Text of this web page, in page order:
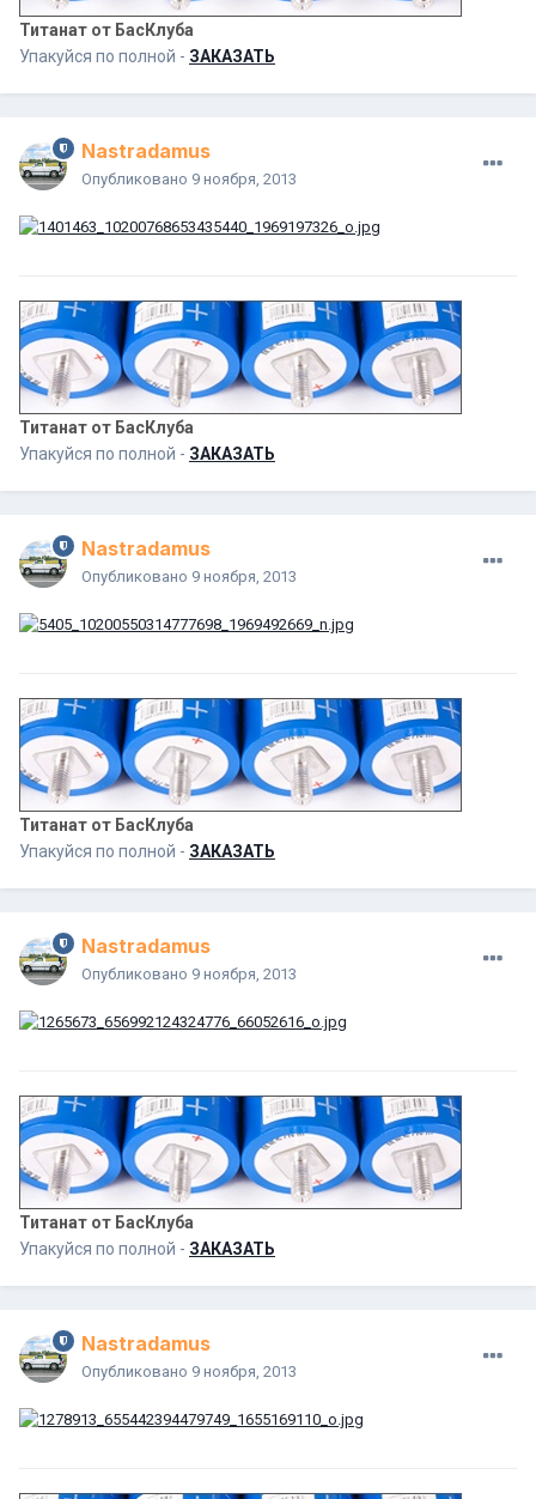
Титанат от БасКлуба
Упакуйся по полной - ЗАКАЗАТЬ
Nastradamus
Опубликовано 9 ноября, 2013
Титанат от БасКлуба
Упакуйся по полной - ЗАКАЗАТЬ
Nastradamus
Опубликовано 9 ноября, 2013
Титанат от БасКлуба
Упакуйся по полной - ЗАКАЗАТЬ
Nastradamus
Опубликовано 9 ноября, 2013
Титанат от БасКлуба
Упакуйся по полной - ЗАКАЗАТЬ
Nastradamus
Опубликовано 9 ноября, 2013